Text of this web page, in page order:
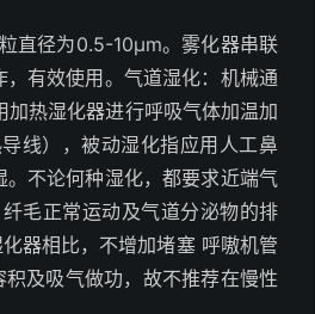
直径为0.5-10μm。雾化器串联
有效使用。气道湿化：机械通
热湿化器进行呼吸气体加温加
线），被动湿化指应用人工鼻
。不论何种湿化，都要求近端气
毛正常运动及气道分泌物的排
器相比，不增加堵塞 呼嗷机管
及吸气做功，故不推荐在慢性